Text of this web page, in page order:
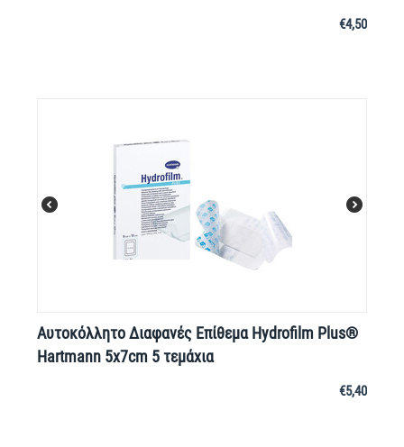
€4,50
Αυτοκόλλητο Διαφανές Επίθεμα Hydrofilm Plus®
Hartmann 5x7cm 5 τεμάχια
€5,40